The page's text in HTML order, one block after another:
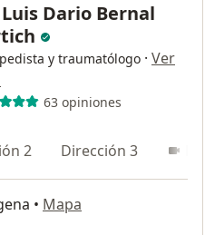
Dario Bernal
y traumatólogo · Ver
63 opiniones
2 Dirección 3
• Mapa